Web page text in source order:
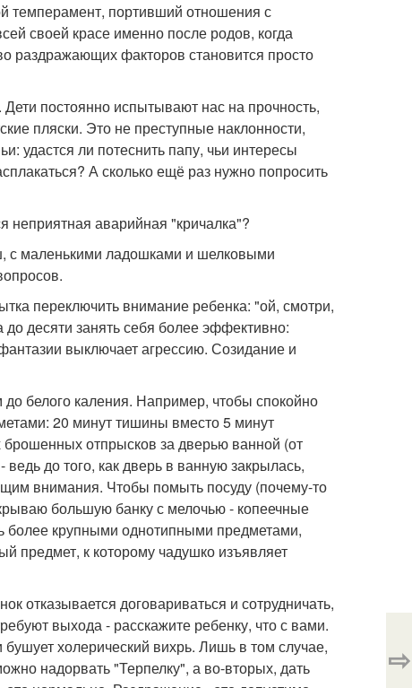
темперамент, портивший отношения с
своей красе именно после родов, когда
раздражающих факторов становится просто
Дети постоянно испытывают нас на прочность,
пляски. Это не преступные наклонности,
удастся ли потеснить папу, чьи интересы
А сколько ещё раз нужно попросить
неприятная аварийная "кричалка"?
с маленькими ладошками и шелковыми
переключить внимание ребенка: "ой, смотри,
десяти занять себя более эффективно:
выключает агрессию. Созидание и
белого каления. Например, чтобы спокойно
20 минут тишины вместо 5 минут
отпрысков за дверью ванной (от
до того, как дверь в ванную закрылась,
внимания. Чтобы помыть посуду (почему-то
большую банку с мелочью - копеечные
более крупными однотипными предметами,
предмет, к которому чадушко изъявляет
отказывается договариваться и сотрудничать,
выхода - расскажите ребенку, что с вами.
холерический вихрь. Лишь в том случае,
надорвать "Терпелку", а во-вторых, дать
⇨